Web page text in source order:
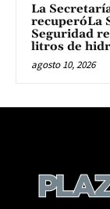
La
recuperóLa
Seguridad
litros de
agosto 10, 2026